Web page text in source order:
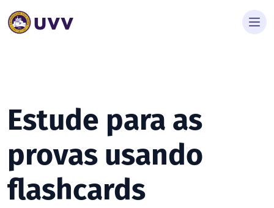
Estude para as
provas usando
flashcards